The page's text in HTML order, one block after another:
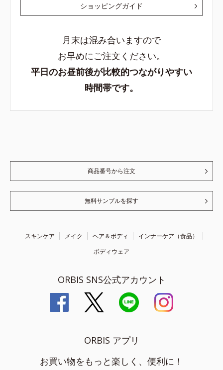
ショッピングガイド
月末は混み合いますので
お早めにご注文ください。
平日のお昼前後が比較的つながりやすい
時間帯です。
商品番号から注文
無料サンプルを探す
スキンケア メイク ヘア＆ボディ
インナーケア（食品）
ボディウェア
ORBIS SNS公式アカウント
ORBIS アプリ
お買い物をもっと楽しく、便利に！